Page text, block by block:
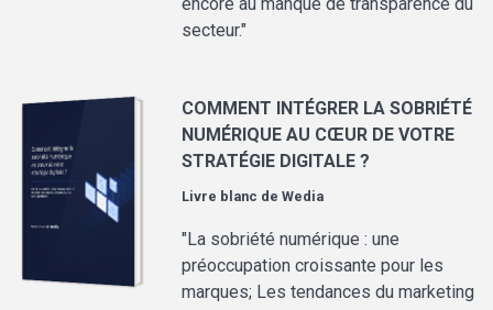
secteur."
COMMENT INTÉGRER LA SOBRIÉTÉ
NUMÉRIQUE AU CŒUR DE VOTRE
STRATÉGIE DIGITALE ?
Livre blanc deWedia
"La sobriété numérique : une
préoccupation croissante pour les
marques; Les tendances du marketing